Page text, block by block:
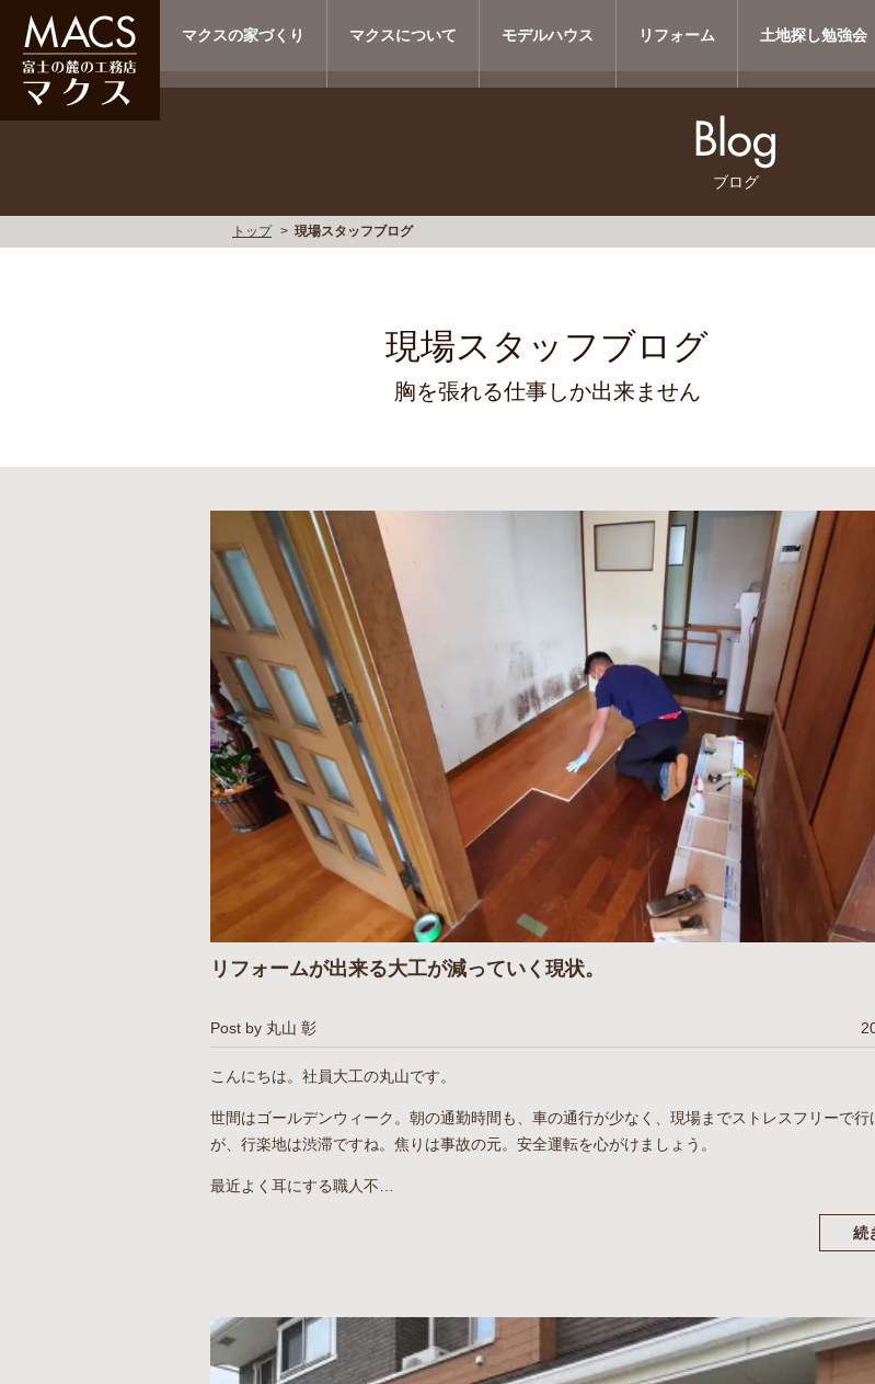
マクスの家づくり マクスについて モデルハウス リフォーム 土地探し勉強会
ブログ
トップ 現場スタッフブログ
現場スタッフブログ
胸を張れる仕事しか出来ません
リフォームが出来る大工が減っていく現状。
Post by 丸山 彰
こんにちは。社員大工の丸山です。
世間はゴールデンウィーク。朝の通勤時間も、車の通行が少なく、現場までストレスフリーで行
が、行楽地は渋滞ですね。焦りは事故の元。安全運転を心がけましょう。
最近よく耳にする職人不…
続